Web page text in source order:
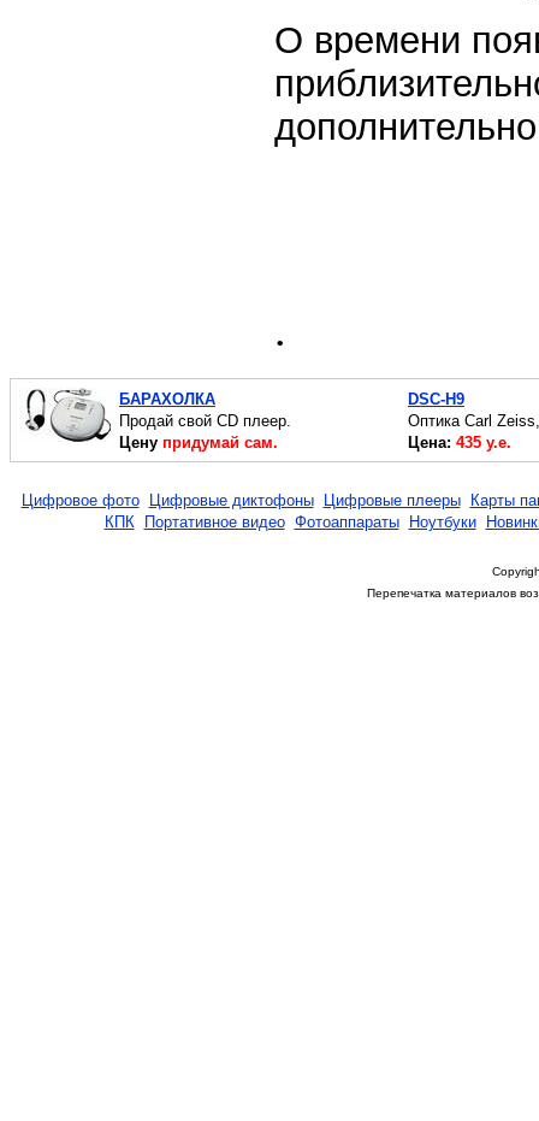
О времени
.
БАРАХОЛКА
Продай свой CD плеер.
Цену придумай сам.
DSC-H9
Оптика Carl
Цена: 435 у.е.
Цифровое фото Цифровые диктофоны Цифровые плееры
Карты
КПК
Портативное видео Фотоаппараты Ноутбуки
Перепечатка материалов